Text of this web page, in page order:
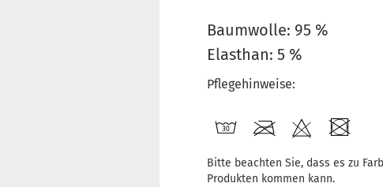
Baumwolle: 95 %
Elasthan: 5 %
Pflegehinweise:
Bitte beachten Sie, dass es zu
Produkten kommen kann.